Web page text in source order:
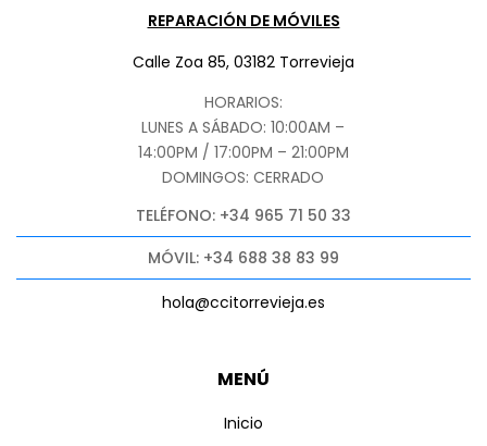
MENÚ
Inicio
REPARACIÓN DE MÓVILES
Calle Zoa 85, 03182 Torrevieja
HORARIOS:
LUNES A SÁBADO: 10:00AM –
14:00PM / 17:00PM – 21:00PM
DOMINGOS: CERRADO
TELÉFONO: +34 965 71 50 33
MÓVIL: +34 688 38 83 99
hola@ccitorrevieja.es